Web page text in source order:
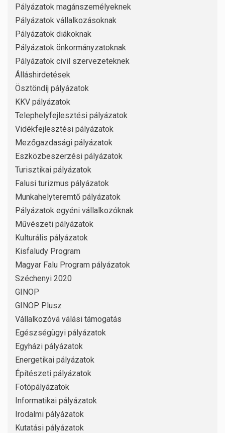
Pályázatok magánszemélyeknek
Pályázatok vállalkozásoknak
Pályázatok diákoknak
Pályázatok önkormányzatoknak
Pályázatok civil szervezeteknek
Álláshirdetések
Ösztöndíj pályázatok
KKV pályázatok
Telephelyfejlesztési pályázatok
Vidékfejlesztési pályázatok
Mezőgazdasági pályázatok
Eszközbeszerzési pályázatok
Turisztikai pályázatok
Falusi turizmus pályázatok
Munkahelyteremtő pályázatok
Pályázatok egyéni vállalkozóknak
Művészeti pályázatok
Kulturális pályázatok
Kisfaludy Program
Magyar Falu Program pályázatok
Széchenyi 2020
GINOP
GINOP Plusz
Vállalkozóvá válási támogatás
Egészségügyi pályázatok
Egyházi pályázatok
Energetikai pályázatok
Építészeti pályázatok
Fotópályázatok
Informatikai pályázatok
Irodalmi pályázatok
Kutatási pályázatok